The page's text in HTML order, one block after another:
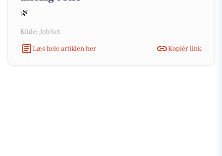
🌿
Kilde: JobNet
Læs hele artiklen her
Kopiér link